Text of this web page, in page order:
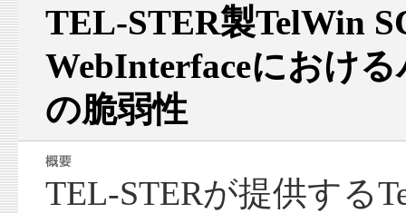
TEL-STER製TelWin
WebInterfaceにおけ
の脆弱性
TEL-STERが提供する